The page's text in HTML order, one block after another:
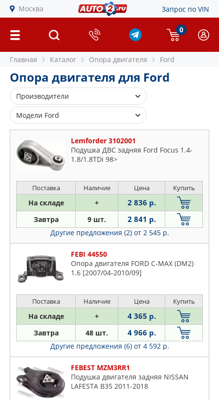
Москва Запрос по VIN
0
Главная Каталог Опора двигателя Ford
Опора двигателя для Ford
Производители
ASVA
BIRTH
BSG
CORTECO
FEBEST
FEBI
FENOX
GSP
JP GROUP
LEMFORDER
LYNXAUTO
MALO
MAPCO
METALCAUCHO
MEYLE
OPTIMAL
OSSCA
PATRON
QUATTRO FRENI
STELLOX
SWAG
TALOSA
Модели Ford
B-max
C-max
Cougar
Escort
Fiesta
Focus
Fusion
Kuga
Mondeo
Orion
Puma
S-max
Tourneo
Transit
Lemforder 3102001
Подушка ДВС задняя Ford Focus 1.4-
1.8/1.8TDi 98>
Поставка Наличие Цена Купить
На складе + 2 836 р.
Завтра 9 шт. 2 841 р.
Другие предложения (2) от 2 545 р.
FEBI 44550
Опора двигателя FORD C-MAX (DM2)
1.6 [2007/04-2010/09]
Поставка Наличие Цена Купить
На складе + 4 365 р.
Завтра 48 шт. 4 966 р.
Другие предложения (6) от 4 592 р.
FEBEST MZM3RR1
Подушка двигателя задняя NISSAN
LAFESTA B35 2011-2018